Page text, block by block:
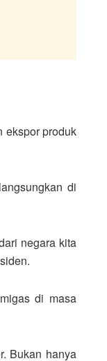
ekspor produk
di
negara kita
di masa
Bukan hanya